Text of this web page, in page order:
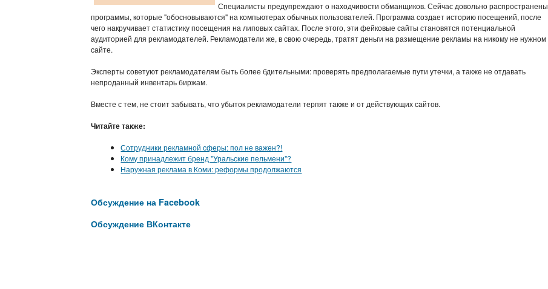
Специалисты предупреждают о находчивости обманщиков. Сейчас довольно распространены
программы, которые "обосновываются" на компьютерах обычных пользователей. Программа создает историю посещений, после
чего накручивает статистику посещения на липовых сайтах. После этого, эти фейковые сайты становятся потенциальной
аудиторией для рекламодателей. Рекламодатели же, в свою очередь, тратят деньги на размещение рекламы на никому не нужном
сайте.
Эксперты советуют рекламодателям быть более бдительными: проверять предполагаемые пути утечки, а также не отдавать
непроданный инвентарь биржам.
Вместе с тем, не стоит забывать, что убыток рекламодатели терпят также и от действующих сайтов.
Читайте также:
Сотрудники рекламной сферы: пол не важен?!
Кому принадлежит бренд "Уральские пельмени"?
Наружная реклама в Коми: реформы продолжаются
Обсуждение на Facebook
Обсуждение ВКонтакте